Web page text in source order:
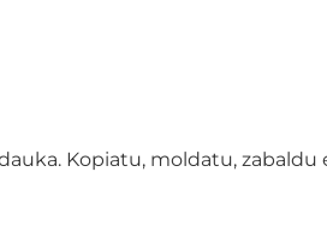
Kopiatu, moldatu, zabaldu